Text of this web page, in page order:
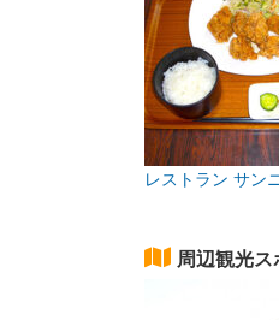
レストラン サン
周辺観光ス